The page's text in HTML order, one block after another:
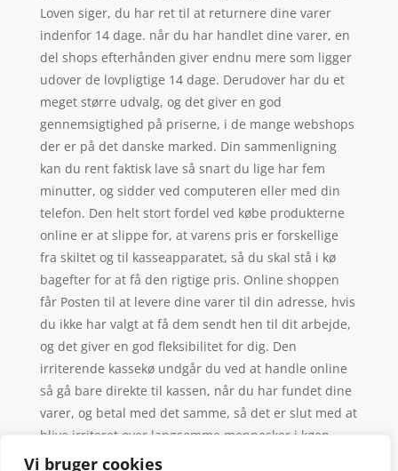
Vi bruger cookies
Loven siger, du har ret til at returnere dine varer
indenfor 14 dage. når du har handlet dine varer, en
del shops efterhånden giver endnu mere som ligger
udover de lovpligtige 14 dage. Derudover har du et
meget større udvalg, og det giver en god
gennemsigtighed på priserne, i de mange webshops
der er på det danske marked. Din sammenligning
kan du rent faktisk lave så snart du lige har fem
minutter, og sidder ved computeren eller med din
telefon. Den helt stort fordel ved købe produkterne
online er at slippe for, at varens pris er forskellige
fra skiltet og til kasseapparatet, så du skal stå i kø
bagefter for at få den rigtige pris. Online shoppen
får Posten til at levere dine varer til din adresse, hvis
du ikke har valgt at få dem sendt hen til dit arbejde,
og det giver en god fleksibilitet for dig. Den
irriterende kassekø undgår du ved at handle online
så gå bare direkte til kassen, når du har fundet dine
varer, og betal med det samme, så det er slut med at
blive irriteret over langsomme mennesker i køen.